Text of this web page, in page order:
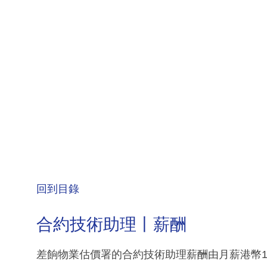
回到目錄
合約技術助理丨薪酬
差餉物業估價署的合約技術助理薪酬由月薪港幣